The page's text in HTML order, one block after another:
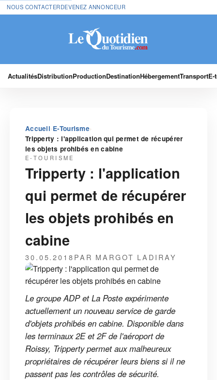
NOUS CONTACTERDEVENEZ ANNONCEUR
ActualitésDistributionProductionDestinationHébergementTransport
Accueil›E-Tourisme›
Tripperty : l'application qui permet de récupérer
les objets prohibés en cabine
E-TOURISME
Tripperty : l'application
qui permet de récupérer
les objets prohibés en
cabine
30.05.2018PAR MARGOT LADIRAY
Le groupe ADP et La Poste expérimente
actuellement un nouveau service de garde
d'objets prohibés en cabine. Disponible dans
les terminaux 2E et 2F de l'aéroport de
Roissy, Tripperty permet aux malheureux
propriétaires de récupérer leurs biens si il ne
passent pas les contrôles de sécurité.